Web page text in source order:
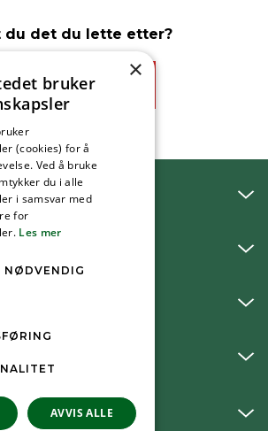
du det du lette etter?
Ja
×
bruker
(cookies) for å
Ved å bruke
du i alle
i samsvar med
for
Les mer
NØDVENDIG
AVVIS ALLE